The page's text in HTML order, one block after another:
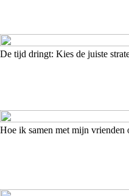
De tijd dringt: Kies de juiste
Hoe ik samen met mijn vrienden